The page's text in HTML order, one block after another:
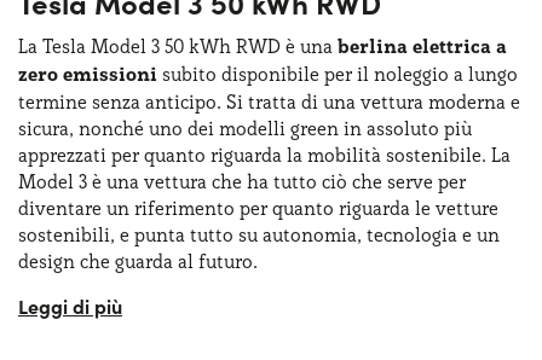
La Tesla Model 3 50 kWh RWD è una berlina elettrica a
zero emissioni subito disponibile per il noleggio a lungo
termine senza anticipo. Si tratta di una vettura moderna e
sicura, nonché uno dei modelli green in assoluto più
apprezzati per quanto riguarda la mobilità sostenibile. La
Model 3 è una vettura che ha tutto ciò che serve per
diventare un riferimento per quanto riguarda le vetture
sostenibili, e punta tutto su autonomia, tecnologia e un
design che guarda al futuro.
La Tesla Model 3 50 kWh RWD vanta una lunghezza pari a